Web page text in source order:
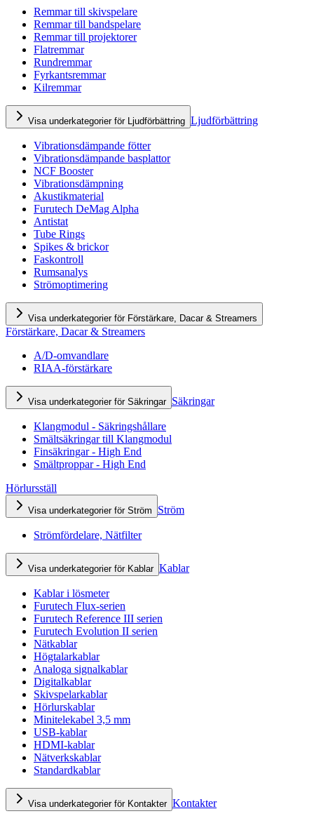
Remmar till skivspelare
Remmar till bandspelare
Remmar till projektorer
Flatremmar
Rundremmar
Fyrkantsremmar
Kilremmar
Visa underkategorier för Ljudförbättring Ljudförbättring
Vibrationsdämpande fötter
Vibrationsdämpande basplattor
NCF Booster
Vibrationsdämpning
Akustikmaterial
Furutech DeMag Alpha
Antistat
Tube Rings
Spikes & brickor
Faskontroll
Rumsanalys
Strömoptimering
Visa underkategorier för Förstärkare, Dacar & Streamers
Förstärkare, Dacar & Streamers
A/D-omvandlare
RIAA-förstärkare
Visa underkategorier för Säkringar Säkringar
Klangmodul - Säkringshållare
Smältsäkringar till Klangmodul
Finsäkringar - High End
Smältproppar - High End
Hörlursställ
Visa underkategorier för Ström Ström
Strömfördelare, Nätfilter
Visa underkategorier för Kablar Kablar
Kablar i lösmeter
Furutech Flux-serien
Furutech Reference III serien
Furutech Evolution II serien
Nätkablar
Högtalarkablar
Analoga signalkablar
Digitalkablar
Skivspelarkablar
Hörlurskablar
Minitelekabel 3,5 mm
USB-kablar
HDMI-kablar
Nätverkskablar
Standardkablar
Visa underkategorier för Kontakter Kontakter